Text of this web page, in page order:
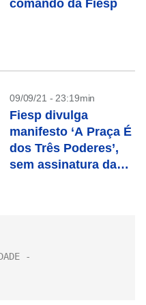
comando da Fiesp
09/09/21 - 23:19min
Fiesp divulga
manifesto ‘A Praça É
dos Três Poderes’,
sem assinatura da